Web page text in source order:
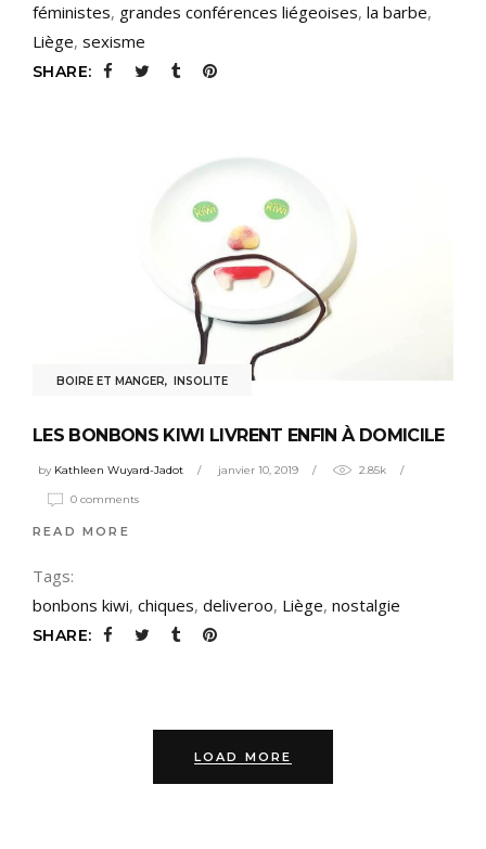
féministes, grandes conférences liégeoises, la barbe,
Liège, sexisme
SHARE:
BOIRE ET MANGER, INSOLITE
LES BONBONS KIWI LIVRENT ENFIN À DOMICILE
by Kathleen Wuyard-Jadot janvier 10, 2019 2.85k
0 comments
READ MORE
Tags:
bonbons kiwi, chiques, deliveroo, Liège, nostalgie
SHARE:
LOAD MORE